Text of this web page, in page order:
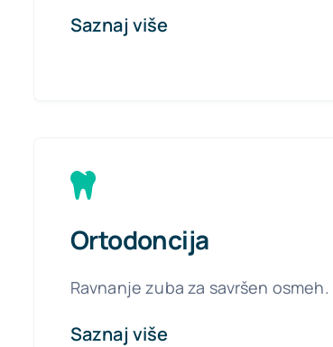
Saznaj više
Ortodoncija
Ravnanje zuba za savršen osmeh.
Saznaj više